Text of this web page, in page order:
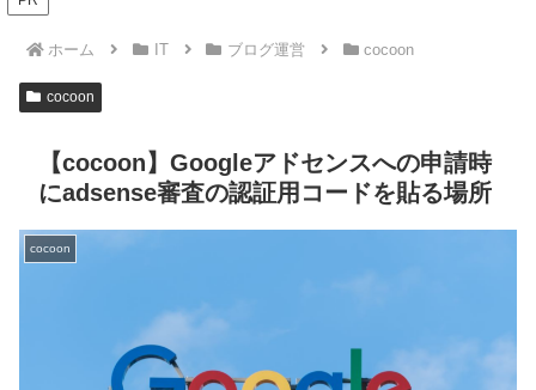
ホーム IT ブログ運営 cocoon
cocoon
【cocoon】Googleアドセンスへの申請時
にadsense審査の認証用コードを貼る場所
cocoon